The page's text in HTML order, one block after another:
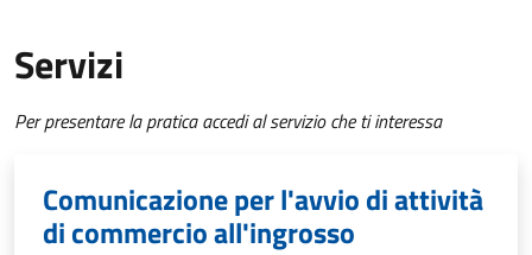
Servizi
Per presentare la pratica accedi al servizio che ti interessa
Comunicazione per l'avvio di attività
di commercio all'ingrosso